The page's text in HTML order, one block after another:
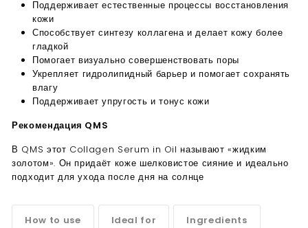
Поддерживает естественные процессы восстановления
кожи
Способствует синтезу коллагена и делает кожу более
гладкой
Помогает визуально совершенствовать поры
Укрепляет гидролипидный барьер и помогает сохранять
влагу
Поддерживает упругость и тонус кожи
Рекомендация QMS
В QMS этот Collagen Serum in Oil называют «жидким
золотом». Он придаёт коже шелковистое сияние и идеально
подходит для ухода после дня на солнце
How to use Ideal for Ingredients